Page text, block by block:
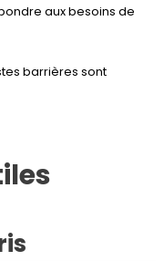
aux besoins de
barrières sont